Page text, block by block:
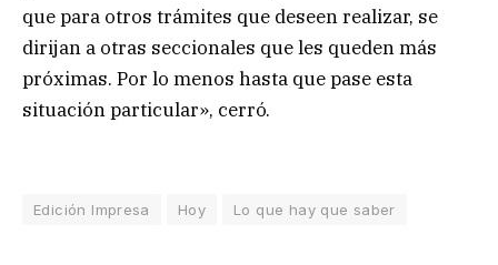
que para otros trámites que deseen realizar, se
dirijan a otras seccionales que les queden más
próximas. Por lo menos hasta que pase esta
situación particular», cerró.
Edición Impresa Hoy Lo que hay que saber